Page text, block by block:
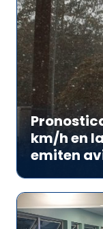
km/h en
emiten